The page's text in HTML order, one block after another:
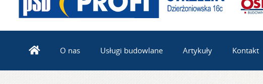
O nas Usługi budowlane Artykuły Kontakt